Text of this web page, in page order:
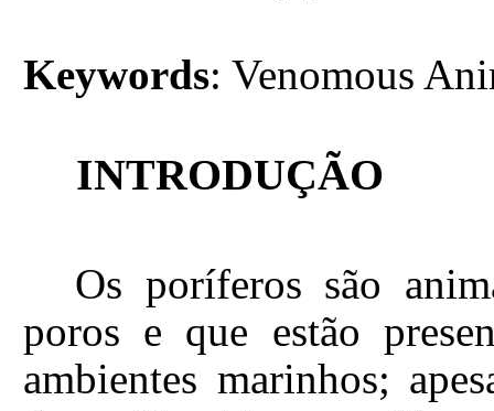
Keywords: Venomous
INTRODUÇÃO
Os poríferos são
poros e que estão
ambientes marinhos;